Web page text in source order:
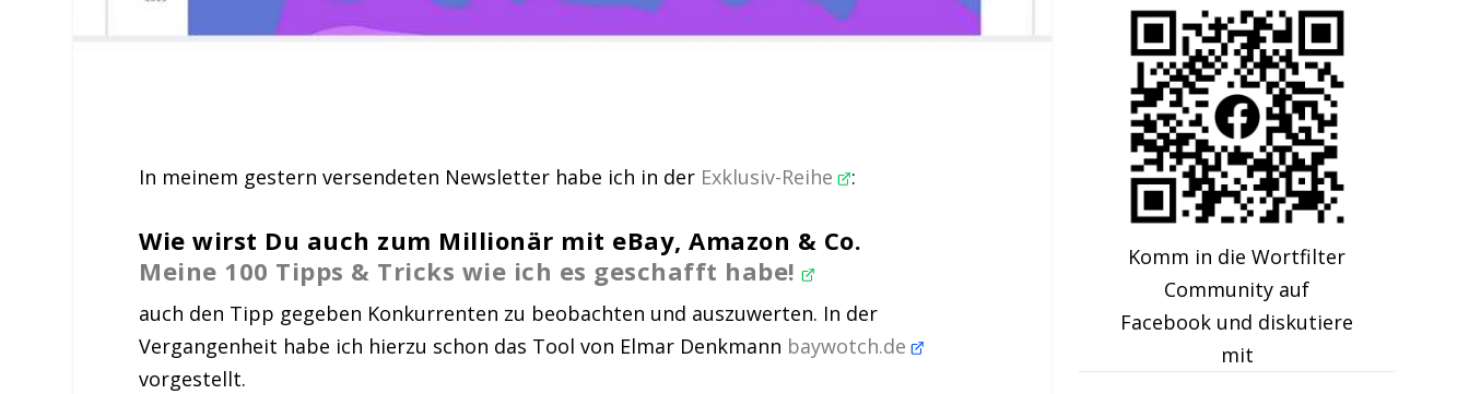
In meinem gestern versendeten Newsletter habe ich in der Exklusiv-Reihe :
Wie wirst Du auch zum Millionär mit eBay, Amazon & Co.
Meine 100 Tipps & Tricks wie ich es geschafft habe!
auch den Tipp gegeben Konkurrenten zu beobachten und auszuwerten. In der
Vergangenheit habe ich hierzu schon das Tool von Elmar Denkmann baywotch.de
vorgestellt.
Komm in die Wortfilter
Community auf
Facebook und diskutiere
mit